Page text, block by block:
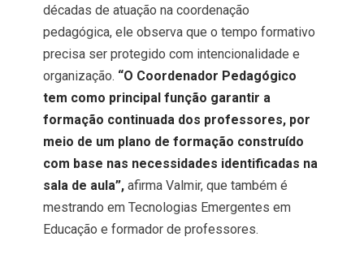
décadas de atuação na coordenação
pedagógica, ele observa que o tempo formativo
precisa ser protegido com intencionalidade e
organização. “O Coordenador Pedagógico
tem como principal função garantir a
formação continuada dos professores, por
meio de um plano de formação construído
com base nas necessidades identificadas na
sala de aula”,afirma Valmir, que também é
mestrando em Tecnologias Emergentes em
Educação e formador de professores.